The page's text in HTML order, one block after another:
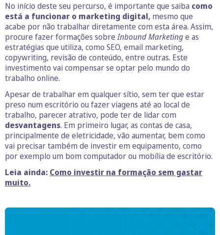
No início deste seu percurso, é importante que saiba como
está a funcionar o marketing digital, mesmo que
acabe por não trabalhar diretamente com esta área. Assim,
procure fazer formações sobreInbound Marketinge as
estratégias que utiliza, como SEO, email marketing,
copywriting, revisão de conteúdo, entre outras. Este
investimento vai compensar se optar pelo mundo do
trabalho online.
Apesar de trabalhar em qualquer sítio, sem ter que estar
preso num escritório ou fazer viagens até ao local de
trabalho, parecer atrativo, pode ter de lidar com
desvantagens. Em primeiro lugar, as contas de casa,
principalmente de eletricidade, vão aumentar, bem como
vai precisar também de investir em equipamento, como
por exemplo um bom computador ou mobília de escritório.
Leia ainda: Como investir na formação sem gastar
muito.